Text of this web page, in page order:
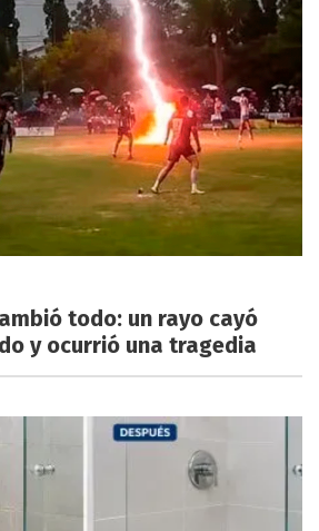
todo: un rayo cayó
y ocurrió una tragedia